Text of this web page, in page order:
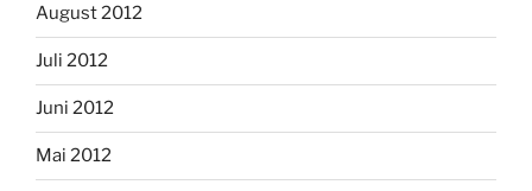
August 2012
Juli 2012
Juni 2012
Mai 2012